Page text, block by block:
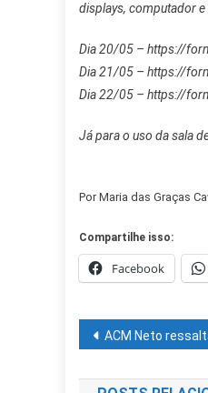
displays, computador
Dia 20/05 – https://
Dia 21/05 – https://
Dia 22/05 – https://
Já para o uso da sala
Por Maria das Graças
Compartilhe isso:
Facebook
de
ACM Neto ressalta coragem e liderança